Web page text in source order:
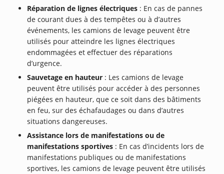
Réparation de lignes électriques : En cas de pannes
de courant dues à des tempêtes ou à d’autres
événements, les camions de levage peuvent être
utilisés pour atteindre les lignes électriques
endommagées et effectuer des réparations
d’urgence.
Sauvetage en hauteur : Les camions de levage
peuvent être utilisés pour accéder à des personnes
piégées en hauteur, que ce soit dans des bâtiments
en feu, sur des échafaudages ou dans d’autres
situations dangereuses.
Assistance lors de manifestations ou de
manifestations sportives : En cas d’incidents lors de
manifestations publiques ou de manifestations
sportives, les camions de levage peuvent être utilisés